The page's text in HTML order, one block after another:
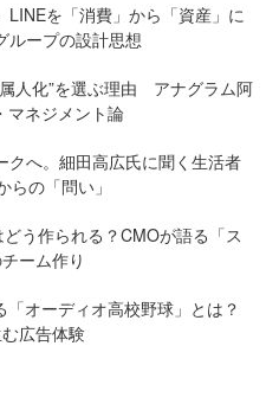
を「消費」から「資産」に
ループの設計思想
人化”を選ぶ理由 アナグラム阿
マネジメント論
クへ。細田高広氏に聞く生活者
らの「問い」
う作られる？CMOが語る「ス
ーム作り
オーディオ高校野球」とは？
広告体験